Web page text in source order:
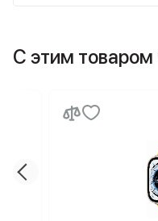
С этим товаром